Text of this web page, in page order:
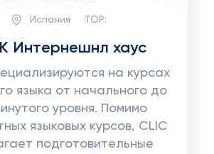
Испания TOP:
Интернешнл хаус
на курсах
языка от начального до
уровня. Помимо
языковых курсов, CLIC
подготовительные